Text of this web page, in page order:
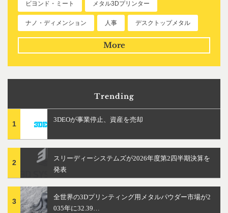
ビヨンド・ミート メタル3Dプリンター
ナノ・ディメンション 人事 デスクトップメタル
More
Trending
1
3DEOが事業停止、資産を売却
2
スリーディーシステムズが2026年度第2四半期決算を
発表
3
全世界の3Dプリンティング用メタルパウダー市場が2
035年に32.39…